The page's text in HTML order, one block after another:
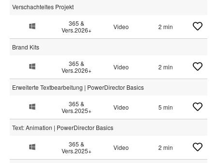
Verschachteltes Projekt
365 &
Vers.2026+
Video 2 min
Brand Kits
365 &
Vers.2026+
Video 2 min
Erweiterte Textbearbeitung | PowerDirector Basics
365 &
Vers.2025+
Video 5 min
Text: Animation | PowerDirector Basics
365 &
Vers.2025+
Video 2 min